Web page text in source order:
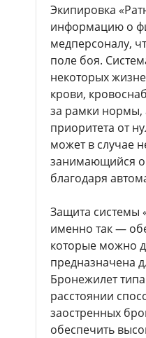
Экипировка
информацию о
медперсоналу,
поле боя.
некоторых
крови,
за рамки нормы,
приоритета от
может в случае
занимающийся
благодаря
Защита системы
именно так —
которые можно
предназначена
Бронежилет
расстоянии
заостренных
обеспечить